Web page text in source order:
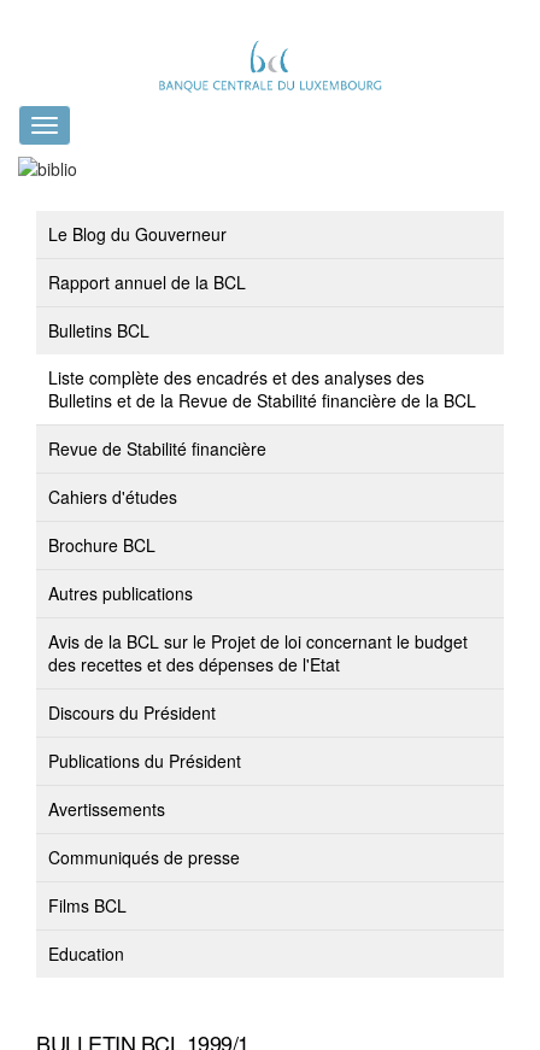
Toggle
navigation
Le Blog du Gouverneur
Rapport annuel de la BCL
Bulletins BCL
Liste complète des encadrés et des analyses des
Bulletins et de la Revue de Stabilité financière de la BCL
Revue de Stabilité financière
Cahiers d'études
Brochure BCL
Autres publications
Avis de la BCL sur le Projet de loi concernant le budget
des recettes et des dépenses de l'Etat
Discours du Président
Publications du Président
Avertissements
Communiqués de presse
Films BCL
Education
BULLETIN BCL 1999/1